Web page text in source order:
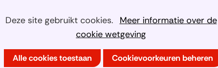
Cookies
Deze site gebruikt cookies.
Meer informatie over de
cookie wetgeving
Hier
het
gebruik
Alle cookies toestaan Cookievoorkeuren beheren
naar
de
inhoud